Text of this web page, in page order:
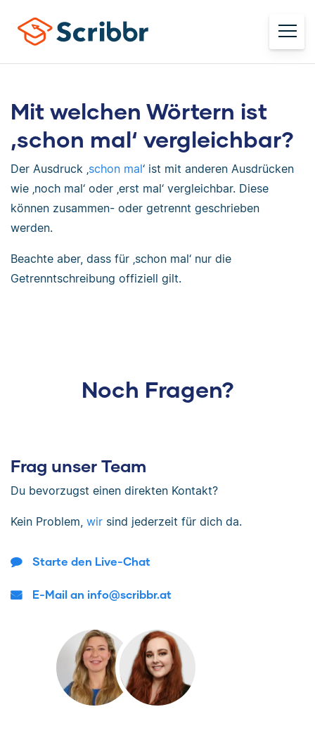
Mit welchen Wörtern ist
‚schon mal‘ vergleichbar?
Der Ausdruck ‚schon mal‘ ist mit anderen Ausdrücken
wie ‚noch mal‘ oder ‚erst mal‘ vergleichbar. Diese
können zusammen- oder getrennt geschrieben
werden.
Beachte aber, dass für ‚schon mal‘ nur die
Getrenntschreibung offiziell gilt.
Noch Fragen?
Frag unser Team
Du bevorzugst einen direkten Kontakt?
Kein Problem, wir sind jederzeit für dich da.
Starte den Live-Chat
E-Mail an info@scribbr.at